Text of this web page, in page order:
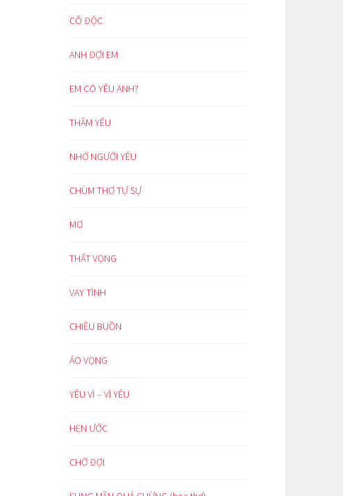
CÔ ĐỘC
ANH ĐỢI EM
EM CÓ YÊU ANH?
THẦM YÊU
NHỚ NGƯỜI YÊU
CHÙM THƠ TỰ SỰ
MƠ
THẤT VỌNG
VAY TÌNH
CHIỀU BUỒN
ẢO VỌNG
YÊU VÌ – VÌ YÊU
HẸN ƯỚC
CHỜ ĐỢI